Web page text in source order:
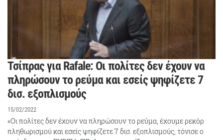
Τσίπρας για Rafale: Οι πολίτες δεν έχουν να
πληρώσουν το ρεύμα και εσείς ψηφίζετε 7
δισ. εξοπλισμούς
15/02/2022
«Οι πολίτες δεν έχουν να πληρώσουν το ρεύμα, έχουμε ρεκόρ
πληθωρισμού και εσείς ψηφίζετε 7 δισ. εξοπλισμούς, τόνισε ο